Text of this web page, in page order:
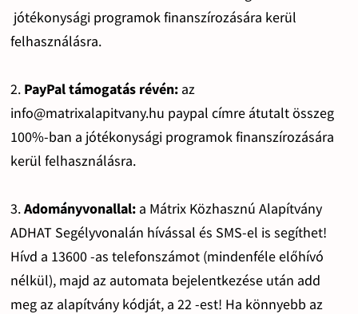
jótékonysági programok finanszírozására kerül
felhasználásra.
2. PayPal támogatás révén: az
info@matrixalapitvany.hu paypal címre átutalt összeg
100%-ban a jótékonysági programok finanszírozására
kerül felhasználásra.
3.Adományvonallal:a Mátrix Közhasznú Alapítvány
ADHAT Segélyvonalán hívással és SMS-el is segíthet!
Hívd a 13600 -as telefonszámot (mindenféle előhívó
nélkül), majd az automata bejelentkezése után add
meg az alapítvány kódját, a 22 -est! Ha könnyebb az